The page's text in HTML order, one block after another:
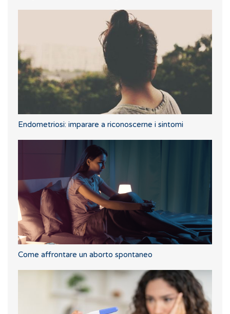
Endometriosi: imparare a riconoscerne i sintomi
Come affrontare un aborto spontaneo